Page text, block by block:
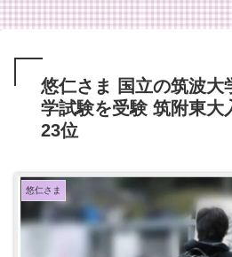
悠仁さま 国立の筑波大
学試験を受験 筑附東大
23位
悠仁さま